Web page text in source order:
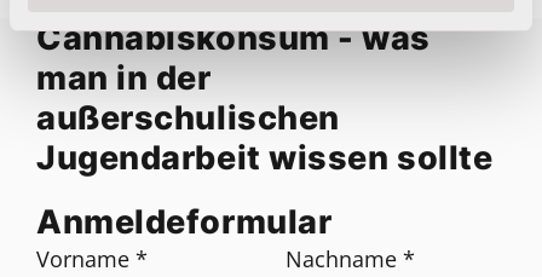
Cannabiskonsum - was
man in der
außerschulischen
Jugendarbeit wissen sollte
Anmeldeformular
Vorname * Nachname *